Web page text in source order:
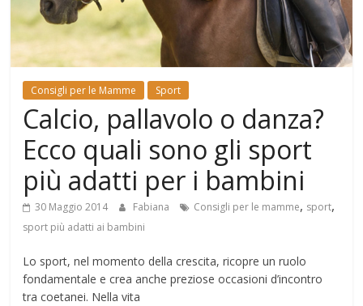
Mondo
Consigli per le Mamme Sport
Calcio, pallavolo o danza?
Ecco quali sono gli sport
più adatti per i bambini
30 Maggio 2014 Fabiana Consigli per le mamme, sport,
sport più adatti ai bambini
Lo sport, nel momento della crescita, ricopre un ruolo
fondamentale e crea anche preziose occasioni d’incontro
tra coetanei. Nella vita